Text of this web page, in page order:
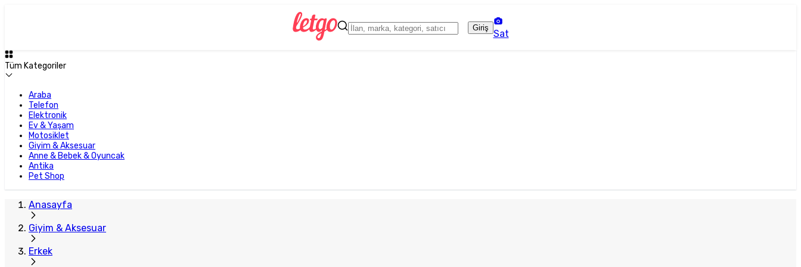
Giriş
Sat
Tüm Kategoriler
Araba
Telefon
Elektronik
Ev & Yaşam
Motosiklet
Giyim & Aksesuar
Anne & Bebek & Oyuncak
Antika
Pet Shop
Anasayfa
Giyim & Aksesuar
Erkek